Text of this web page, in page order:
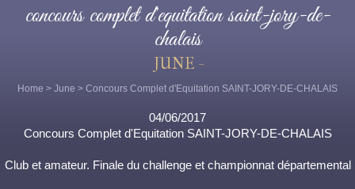
concours complet d'equitation saint-jory-de-
chalais
JUNE -
Home > June > Concours Complet d'Equitation SAINT-JORY-DE-CHALAIS
04/06/2017
Concours Complet d'Equitation SAINT-JORY-DE-CHALAIS
Club et amateur. Finale du challenge et championnat départemental